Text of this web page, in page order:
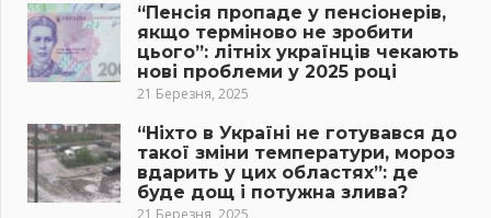
“Пенсія пропаде у пенсіонерів,
якщо терміново не зробити
цього”: літніх українців чекають
нові проблеми у 2025 році
21 Березня, 2025
“Ніхто в Україні не готувався до
такої зміни температури, мороз
вдарить у цих областях”: де
буде дощ і потужна злива?
21 Березня, 2025